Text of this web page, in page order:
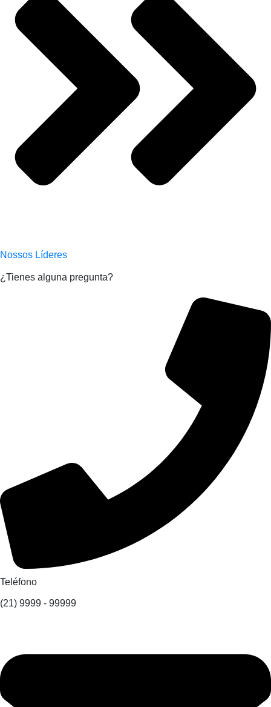
Nossos Líderes
¿Tienes alguna pregunta?
Teléfono
(21) 9999 - 99999